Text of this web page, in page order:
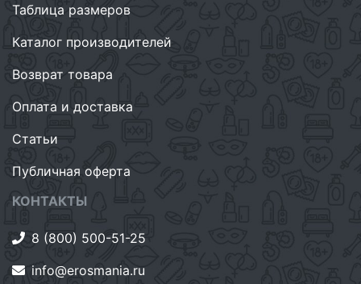
Таблица размеров
Каталог производителей
Возврат товара
Оплата и доставка
Статьи
Публичная оферта
КОНТАКТЫ
8 (800) 500-51-25
info@erosmania.ru